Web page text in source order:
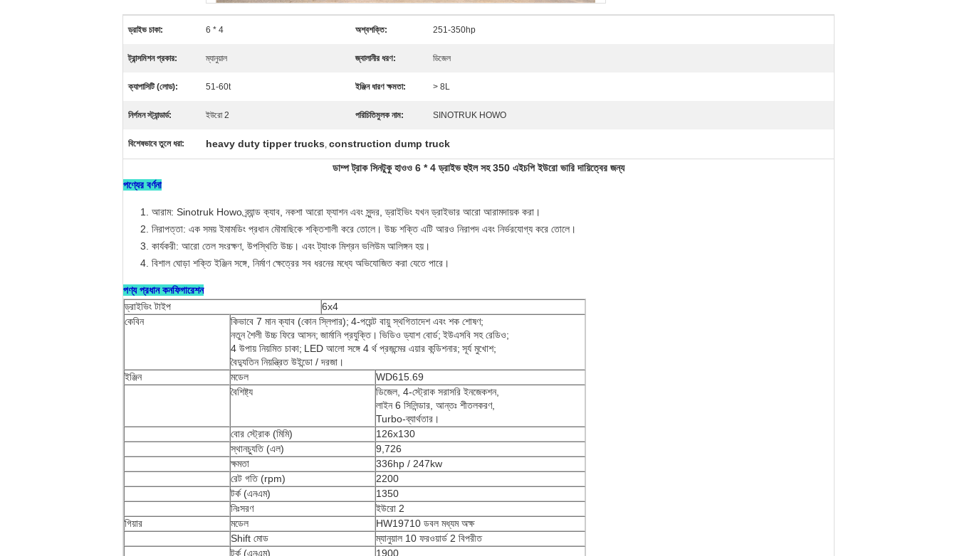
ড্রাইভ চাকা: 6 * 4 অশ্বশক্তি: 251-350hp
ট্রান্সমিশন প্রকার: ম্যানুয়াল জ্বালানীর ধরণ: ডিজেল
ক্যাপাসিটি (লোড): 51-60t ইঞ্জিন ধারণ ক্ষমতা: > 8L
নির্গমন স্ট্যান্ডার্ড: ইউরো 2 পরিচিতিমুলক নাম: SINOTRUK HOWO
বিশেষভাবে তুলে ধরা: heavy duty tipper trucks, construction dump truck
ডাম্প ট্রাক সিনটুকু হাওও 6 * 4 ড্রাইভ হুইল সহ 350 এইচপি ইউরো ভারি দায়িত্বের জন্য
পণ্যের বর্ণনা
আরাম: Sinotruk Howo ব্র্যান্ড ক্যাব, নকশা আরো ফ্যাশন এবং সুন্দর, ড্রাইভিং যখন ড্রাইভার আরো আরামদায়ক করা।
নিরাপত্তা: এক সময় ইমামডিং প্রধান মৌমাছিকে শক্তিশালী করে তোলে। উচ্চ শক্তি এটি আরও নিরাপদ এবং নির্ভরযোগ্য করে তোলে।
কার্যকরী: আরো তেল সংরক্ষণ, উপস্থিতি উচ্চ। এবং ট্যাংক মিশ্রন ভলিউম আলিঙ্গন হয়।
বিশাল ঘোড়া শক্তি ইঞ্জিন সঙ্গে, নির্মাণ ক্ষেত্রের সব ধরনের মধ্যে অভিযোজিত করা যেতে পারে।
পণ্য প্রধান কনফিগারেশন
ড্রাইভিং টাইপ
6x4
কেবিন
কিভাবে 7 মান ক্যাব (কোন স্লিপার); 4-পয়েন্ট বায়ু স্থগিতাদেশ এবং শক শোষণ;
নতুন শৈলী উচ্চ ফিরে আসন; জার্মানি প্রযুক্তি। ভিডিও ড্যাশ বোর্ড; ইউএসবি সহ রেডিও;
4 উপায় নিয়মিত চাকা; LED আলো সঙ্গে 4 র্থ প্রজন্মের এয়ার কন্ডিশনার; সূর্য মুখোশ;
বৈদ্যুতিন নিয়ন্ত্রিত উইন্ডো / দরজা।
ইঞ্জিন
মডেল
WD615.69
বৈশিষ্ট্য
ডিজেল, 4-স্ট্রোক সরাসরি ইনজেকশন,
লাইন 6 সিলিন্ডার, আন্তঃ শীতলকরণ,
Turbo-ব্যার্থতার।
বোর স্ট্রোক (মিমি)
126x130
স্থানচ্যুতি (এল)
9,726
ক্ষমতা
336hp / 247kw
রেট গতি (rpm)
2200
টর্ক (এনএম)
1350
নিঃসরণ
ইউরো 2
গিয়ার
মডেল
HW19710 ডবল মধ্যম অক্ষ
Shift মোড
ম্যানুয়াল 10 ফরওয়ার্ড 2 বিপরীত
টর্ক (এনএম)
1900